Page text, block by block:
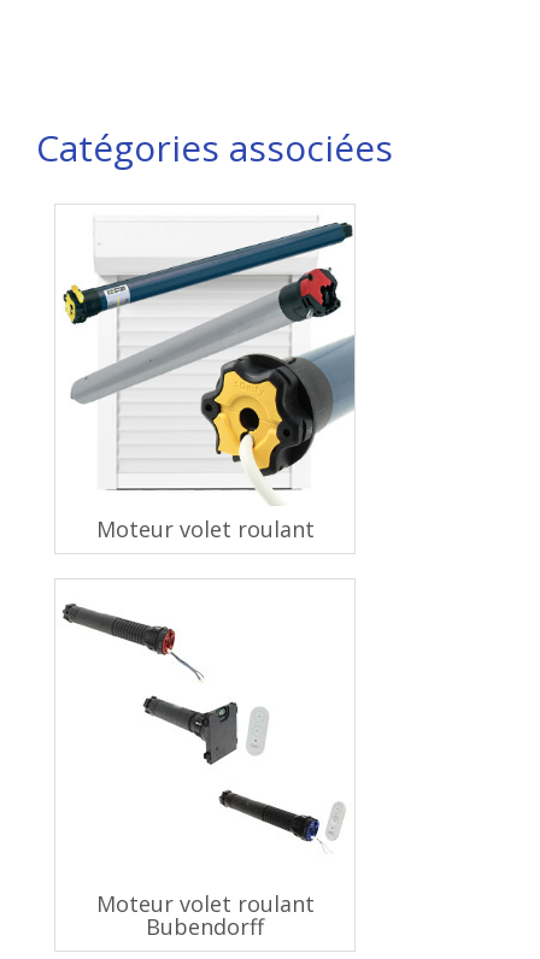
Catégories associées
Moteur volet roulant
Moteur volet roulant
Bubendorff